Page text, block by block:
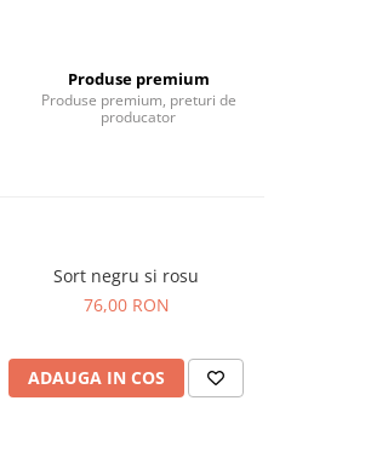
Produse premium
Produse premium, preturi de
producator
Sort negru si rosu
76,00 RON
ADAUGA IN COS